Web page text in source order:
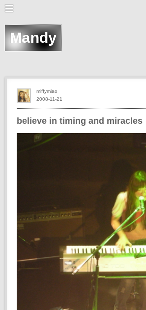
Mandy
believe in timing and miracles
2008-11-21
miffymiao